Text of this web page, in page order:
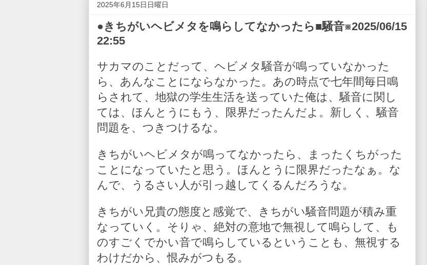
2025年6月15日日曜日
●きちがいヘビメタを鳴らしてなかったら■騒音※2025/06/15
22:55
サカマのことだって、ヘビメタ騒音が鳴っていなかった
ら、あんなことにならなかった。あの時点で七年間毎日鳴
らされて、地獄の学生生活を送っていた俺は、騒音に関し
ては、ほんとうにもう、限界だったんだよ。新しく、騒音
問題を、つきつけるな。
きちがいヘビメタが鳴ってなかったら、まったくちがった
ことになっていたと思う。ほんとうに限界だったなぁ。な
んで、うるさい人が引っ越してくるんだろうな。
きちがい兄貴の態度と感覚で、きちがい騒音問題が積み重
なっていく。そりゃ、絶対の意地で無視して鳴らして、も
のすごくでかい音で鳴らしているということも、無視する
わけだから、恨みがつもる。